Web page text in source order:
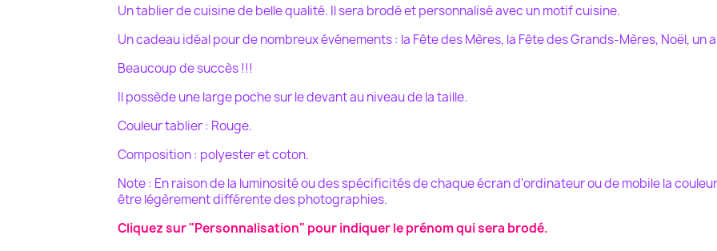
Un tablier de cuisine de belle qualité. Il sera brodé et personnalisé avec un motif cuisine.
Un cadeau idéal pour de nombreux événements : la Fête des Mères, la Fête des Grands-Mères, Noël, un
Beaucoup de succès !!!
Il possède une large poche sur le devantau niveau de la taille.
Couleur tablier : Rouge.
Composition : polyester et coton.
Note : En raison de la luminosité ou des spécificités de chaque écran d'ordinateur ou de mobile la couleur
être légèrement différente des photographies.
Cliquez sur "Personnalisation" pour indiquer le prénom qui sera brodé.